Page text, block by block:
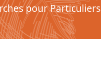
pour Particuliers